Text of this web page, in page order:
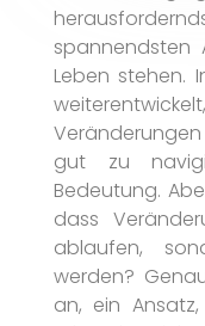
spannendsten
Leben stehen.
gut zu
Bedeutung.
dass
ablaufen,
werden?
an, ein